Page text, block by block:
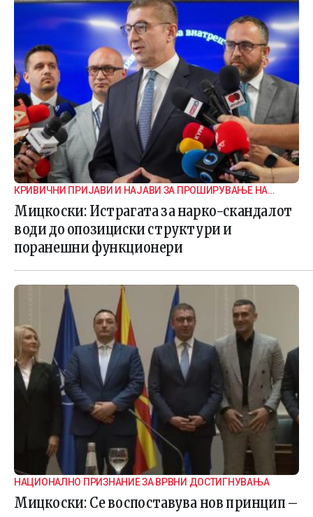
КРИВИЧНИ ПРИЈАВИ И НАЈАВИ ЗА ПРОШИРУВАЊЕ НА
ИСТРАГАТА
Мицкоски: Истрагата за нарко-скандалот
води до опозициски структури и
поранешни функционери
НАЦИОНАЛНО ПРИЗНАНИЕ ЗА ВРВНИ ДОСТИГНУВАЊА
Мицкоски: Се воспоставува нов принцип –